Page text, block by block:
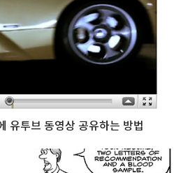
투브 동영상 공유하는 방법